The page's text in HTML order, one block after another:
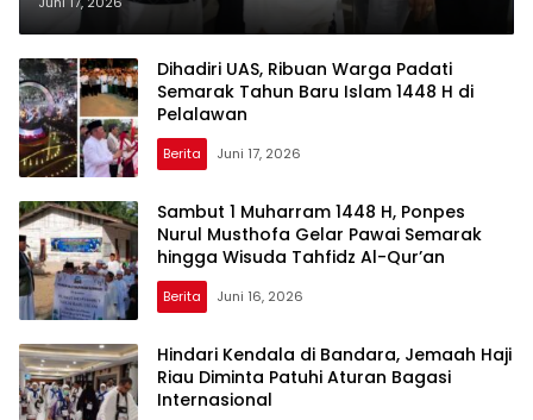
Dihadiri UAS, Ribuan Warga Padati
Semarak Tahun Baru Islam 1448 H di
Pelalawan
Berita Juni 17, 2026
Sambut 1 Muharram 1448 H, Ponpes
Nurul Musthofa Gelar Pawai Semarak
hingga Wisuda Tahfidz Al-Qur’an
Berita Juni 16, 2026
Hindari Kendala di Bandara, Jemaah Haji
Riau Diminta Patuhi Aturan Bagasi
Internasional